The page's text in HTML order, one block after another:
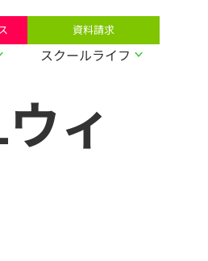
資料請求
スクールライフ
ィ